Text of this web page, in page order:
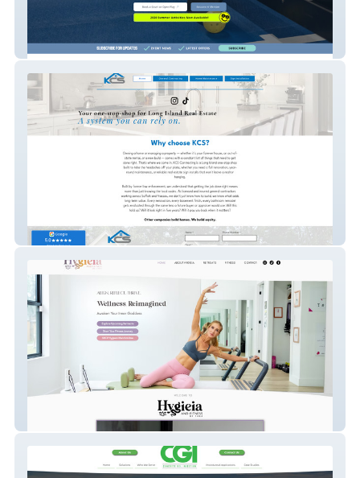
Pickleball Prime
KCS Property Management
Hygieia & Fitness